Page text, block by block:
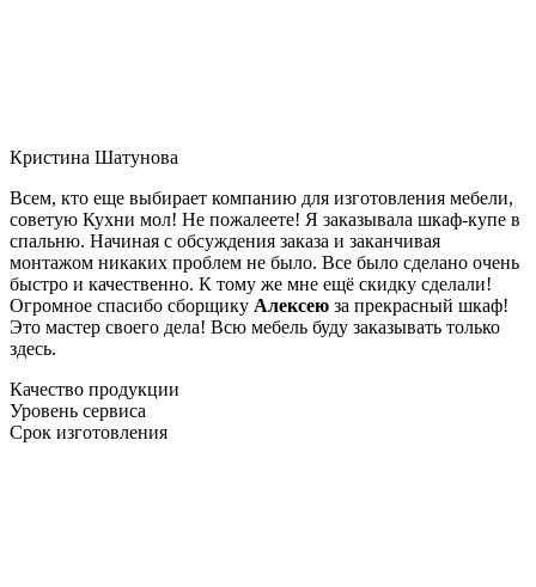
Кристина Шатунова
Всем, кто еще выбирает компанию для изготовления мебели,
советую Кухни мол! Не пожалеете! Я заказывала шкаф-купе в
спальню. Начиная с обсуждения заказа и заканчивая
монтажом никаких проблем не было. Все было сделано очень
быстро и качественно. К тому же мне ещё скидку сделали!
Огромное спасибо сборщику Алексею за прекрасный шкаф!
Это мастер своего дела! Всю мебель буду заказывать только
здесь.
Качество продукции
Уровень сервиса
Срок изготовления